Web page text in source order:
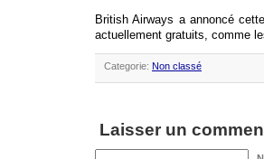
British Airways a annoncé
actuellement gratuits, comme
Categorie: Non classé
Laisser un